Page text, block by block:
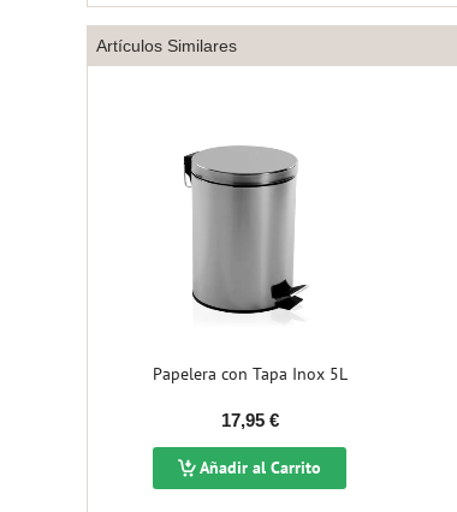
Artículos Similares
Papelera con Tapa Inox 5L
17,95 €
Añadir al Carrito